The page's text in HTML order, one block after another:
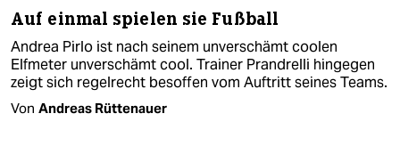
Auf einmal spielen sie Fußball
Andrea Pirlo ist nach seinem unverschämt coolen
Elfmeter unverschämt cool. Trainer Prandrelli hingegen
zeigt sich regelrecht besoffen vom Auftritt seines Teams.
Von Andreas Rüttenauer